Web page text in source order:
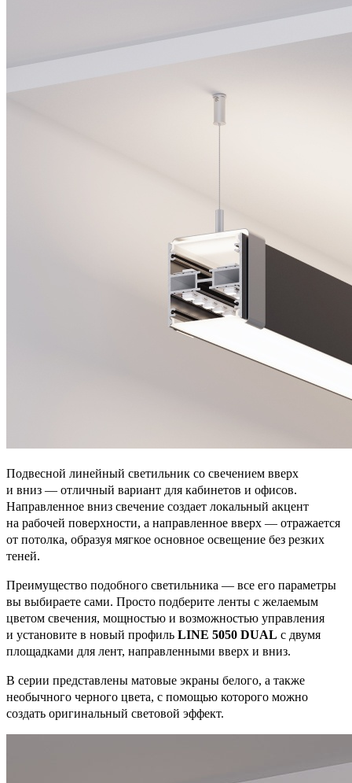
Подвесной линейный светильник со свечением вверх
и вниз — отличный вариант для кабинетов и офисов.
Направленное вниз свечение создает локальный акцент
на рабочей поверхности, а направленное вверх — отражается
от потолка, образуя мягкое основное освещение без резких
теней.
Преимущество подобного светильника — все его параметры
вы выбираете сами. Просто подберите ленты с желаемым
цветом свечения, мощностью и возможностью управления
и установите в новый профиль LINE 5050 DUAL с двумя
площадками для лент, направленными вверх и вниз.
В серии представлены матовые экраны белого, а также
необычного черного цвета, с помощью которого можно
создать оригинальный световой эффект.